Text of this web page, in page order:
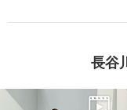
長谷